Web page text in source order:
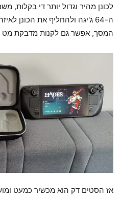
לכונן מהיר וגדול יותר די בקלות,
ה-64 ג'יגה ולהחליף את הכונן
המסך, אפשר גם לקנות מדבקת מט
אז הסטים דק הוא מכשיר כמעט